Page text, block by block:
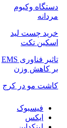
دستگاه وکیوم
مردانه
خرید چست لید
اسکین تکت
تاثیر فناوری EMS
بر کاهش وزن
کاشت مو در کرج
فیسبوک
ایکس